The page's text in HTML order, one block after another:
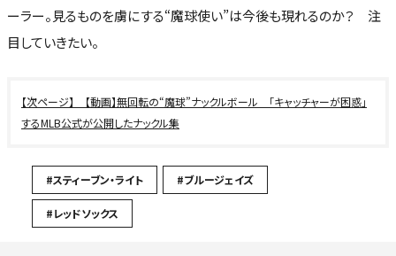
ーラー。見るものを虜にする“魔球使い”は今後も現れるのか？ 注
目していきたい。
【動画】無回転の“魔球”ナックルボール 「キャッチャーが困惑」
するMLB公式が公開したナックル集
#スティーブン・ライト #ブルージェイズ
#レッドソックス